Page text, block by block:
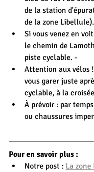
de la station
de la zone Libellule).
Si vous venez en
le chemin de
piste cyclable. -
Attention aux vélos
vous garer juste
cyclable, à la
À prévoir : par
ou chaussures
Pour en savoir plus :
Notre post : La